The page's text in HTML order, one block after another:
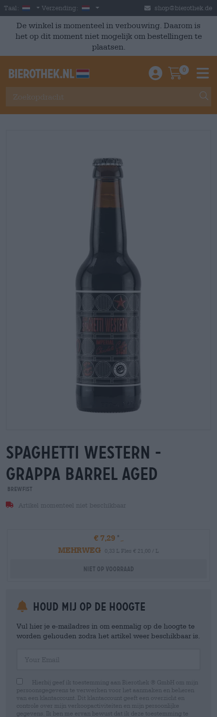
Skip to main content
Taal: Dutch
Verzending: Nederland shop@bierothek.de
De winkel is momenteel in verbouwing. Daarom is
het op dit moment niet mogelijk om bestellingen te
plaatsen.
Einloggen /
0
spaghetti western -
grappa barrel aged
BrewFist
Artikel momenteel niet beschikbaar
€ 7,29
MEHRWEG
0,33 L Fles € 21,00 / L
Niet op voorraad
Houd mij op de hoogte
Vul hier je e-mailadres in om eenmalig op de hoogte te
worden gehouden zodra het artikel weer beschikbaar is.
Hierbij geef ik toestemming aan Bierothek ® GmbH om mijn
persoonsgegevens te verwerken voor het aanmaken en beheren
van een klantaccount. Dit klantaccount geeft een overzicht en
controle over mijn verkoopactiviteiten en mijn persoonlijke
gegevens. Ik ben me ervan bewust dat ik deze toestemming te